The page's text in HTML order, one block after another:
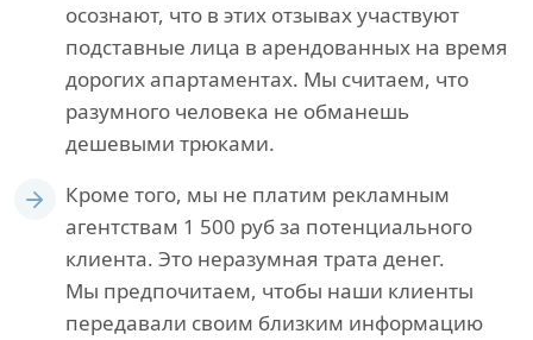
осознают, что в этих отзывах участвуют
подставные лица в арендованных на время
дорогих апартаментах. Мы считаем, что
разумного человека не обманешь
дешевыми трюками.
Кроме того, мы не платим рекламным
агентствам 1 500 руб за потенциального
клиента. Это неразумная трата денег.
Мы предпочитаем, чтобы наши клиенты
передавали своим близким информацию